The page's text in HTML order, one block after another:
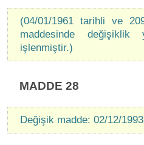
(04/01/1961 tarihli ve
maddesinde
işlenmiştir.)
MADDE 28
Değişik madde: 02/12/